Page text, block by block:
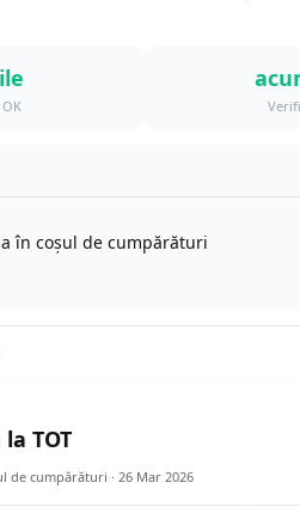
în coșul de cumpărături
TOT
de cumpărături · 26 Mar 2026